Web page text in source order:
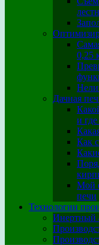
0,25
Дачная
и
Как
Мой
печи
Технологии
Инертный